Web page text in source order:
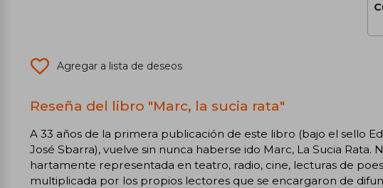
Agregar a lista de deseos
Reseña del libro "Marc, la sucia rata"
A 33 años de la primera publicación de este libro (bajo el sello
José Sbarra), vuelve sin nunca haberse ido Marc, La Sucia
hartamente representada en teatro, radio, cine, lecturas de
multiplicada por los propios lectores que se encargaron de